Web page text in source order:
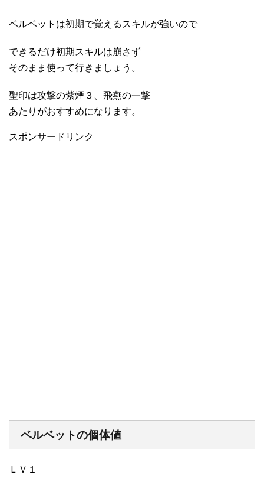
ベルベットは初期で覚えるスキルが強いので
できるだけ初期スキルは崩さず
そのまま使って行きましょう。
聖印は攻撃の紫煙３、飛燕の一撃
あたりがおすすめになります。
スポンサードリンク
ベルベットの個体値
ＬＶ１